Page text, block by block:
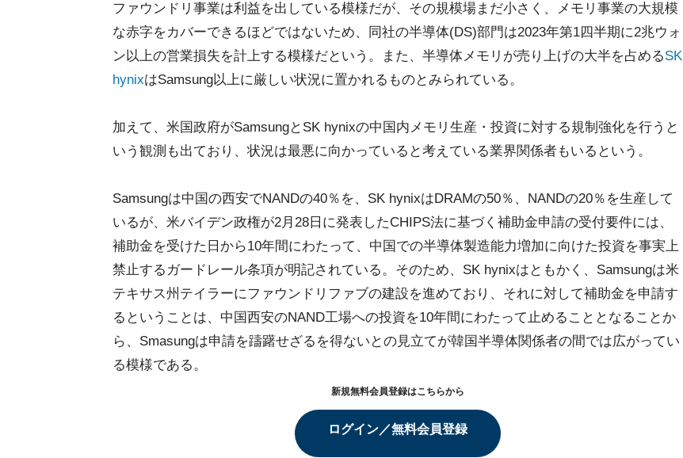
ファウンドリ事業は利益を出している模様だが、その規模場まだ小さく、メモリ事業の大規模
な赤字をカバーできるほどではないため、同社の半導体(DS)部門は2023年第1四半期に2兆ウォ
ン以上の営業損失を計上する模様だという。また、半導体メモリが売り上げの大半を占めるSK
hynixはSamsung以上に厳しい状況に置かれるものとみられている。
加えて、米国政府がSamsungとSK hynixの中国内メモリ生産・投資に対する規制強化を行うと
いう観測も出ており、状況は最悪に向かっていると考えている業界関係者もいるという。
Samsungは中国の西安でNANDの40％を、SK hynixはDRAMの50％、NANDの20％を生産して
いるが、米バイデン政権が2月28日に発表したCHIPS法に基づく補助金申請の受付要件には、
補助金を受けた日から10年間にわたって、中国での半導体製造能力増加に向けた投資を事実上
禁止するガードレール条項が明記されている。そのため、SK hynixはともかく、Samsungは米
テキサス州テイラーにファウンドリファブの建設を進めており、それに対して補助金を申請す
るということは、中国西安のNAND工場への投資を10年間にわたって止めることとなることか
ら、Smasungは申請を躊躇せざるを得ないとの見立てが韓国半導体関係者の間では広がってい
る模様である。
新規無料会員登録はこちらから
ログイン／無料会員登録